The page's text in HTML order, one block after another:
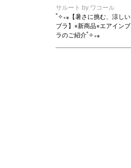
サルート by ワコール
˚✧₊⁎【暑さに挑む、涼しい
ブラ】⭐︎新商品⭐︎エアインブ
ラのご紹介˚✧₊⁎